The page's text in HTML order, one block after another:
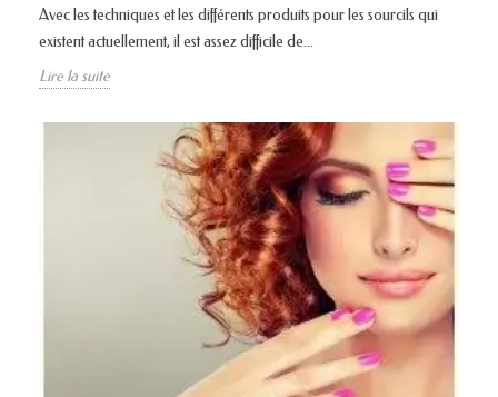
Avec les techniques et les différents produits pour les sourcils qui
existent actuellement, il est assez difficile de...
Lire la suite